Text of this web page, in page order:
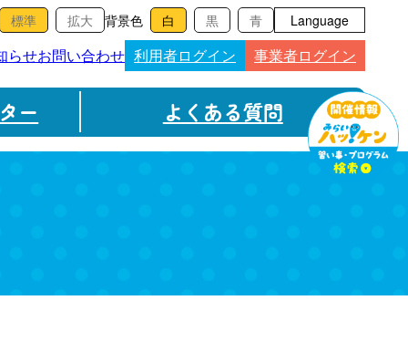
背景色 Language
らせお問い合わせ 利用者ログイン 事業者ログイン
ー よくある質問